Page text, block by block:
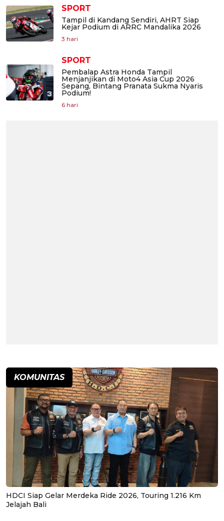
SPORT
Tampil di Kandang Sendiri, AHRT Siap
Kejar Podium di ARRC Mandalika 2026
3 hari
SPORT
Pembalap Astra Honda Tampil
Menjanjikan di Moto4 Asia Cup 2026
Sepang, Bintang Pranata Sukma Nyaris
Podium!
6 hari
KOMUNITAS
HDCI Siap Gelar Merdeka Ride 2026, Touring 1.216 Km
Jelajah Bali